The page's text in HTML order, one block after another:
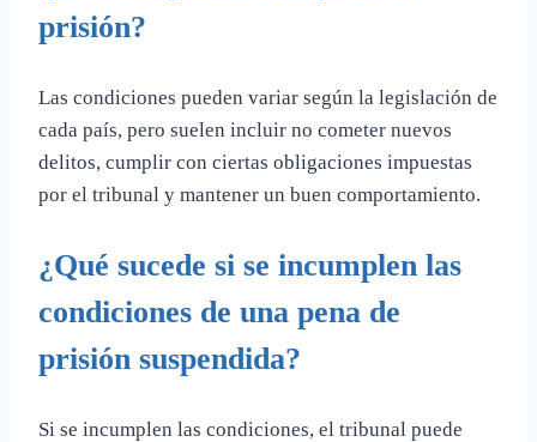
prisión?
Las condiciones pueden variar según la legislación de
cada país, pero suelen incluir no cometer nuevos
delitos, cumplir con ciertas obligaciones impuestas
por el tribunal y mantener un buen comportamiento.
¿Qué sucede si se incumplen las
condiciones de una pena de
prisión suspendida?
Si se incumplen las condiciones, el tribunal puede